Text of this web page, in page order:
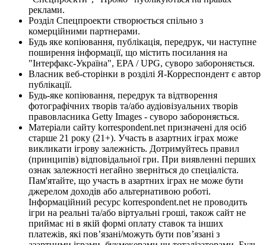
реклами.
Розділ Спецпроекти створюється спільно з
комерційними партнерами.
Будь яке копіювання, публікація, передрук, чи наступне
поширення інформації, що містить посилання на
"Інтерфакс-Україна", EPA / UPG, суворо забороняється.
Власник веб-сторінки в розділі Я-Корреспондент є автор
публікації.
Будь-яке копіювання, передрук та відтворення
фотографічних творів та/або аудіовізуальних творів
правовласника Getty Images - суворо забороняється.
Матеріали сайту korrespondent.net призначені для осіб
старше 21 року (21+). Участь в азартних іграх може
викликати ігрову залежність. Дотримуйтесь правил
(принципів) відповідальної гри. При виявленні перших
ознак залежності негайно зверніться до спеціаліста.
Пам'ятайте, що участь в азартних іграх не може бути
джерелом доходів або альтернативою роботі.
Інформаційний ресурс korrespondent.net не проводить
ігри на реальні та/або віртуальні гроші, також сайт не
приймає ні в якій формі оплату ставок та інших
платежів, які пов’язані/можуть бути пов’язані з